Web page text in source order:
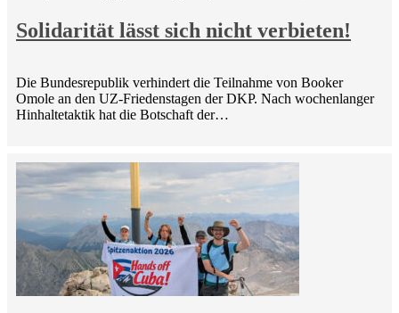
Solidarität lässt sich nicht verbieten!
Die Bundesrepublik verhindert die Teilnahme von Booker
Omole an den UZ-Friedenstagen der DKP. Nach wochenlanger
Hinhaltetaktik hat die Botschaft der…